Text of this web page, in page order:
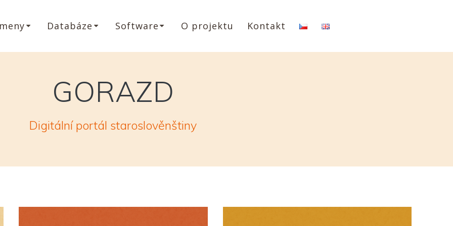
Databáze Software O projektu Kontakt
GORAZD
Digitální portál staroslověnštiny